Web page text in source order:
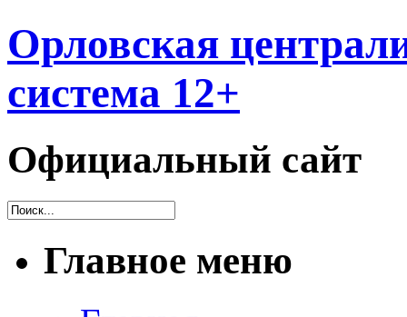
Орловская
система 12+
Официальный сайт
Главное меню